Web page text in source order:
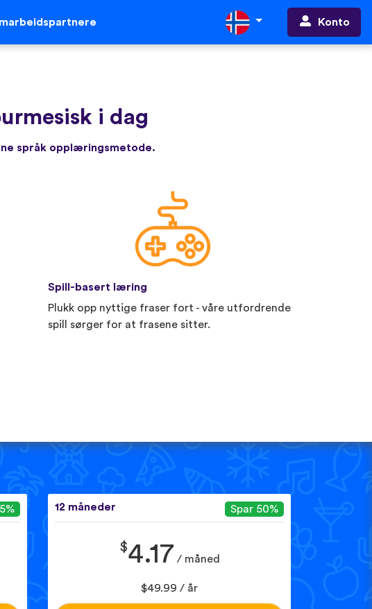
Konto
i dag
språk opplæringsmetode.
Spill-basert læring
Plukk opp nyttige fraser fort - våre utfordrende
spill sørger for at frasene sitter.
12 måneder Spar 50%
$4.17 / måned
$49.99 / år